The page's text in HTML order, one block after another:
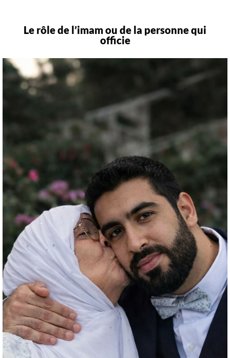
Le rôle de l’imam ou de la personne qui
officie